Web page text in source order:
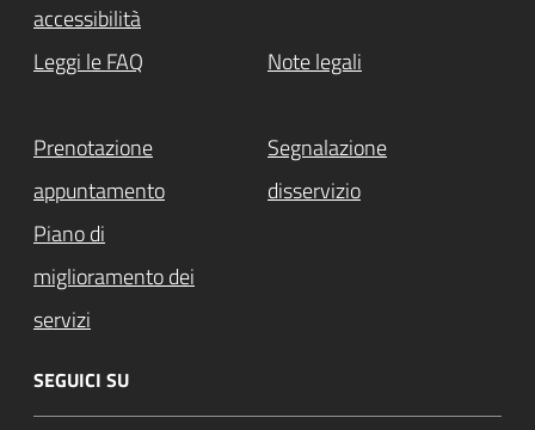
accessibilità
Leggi le FAQ Note legali
Prenotazione
appuntamento
Segnalazione
disservizio
Piano di
miglioramento dei
servizi
SEGUICI SU